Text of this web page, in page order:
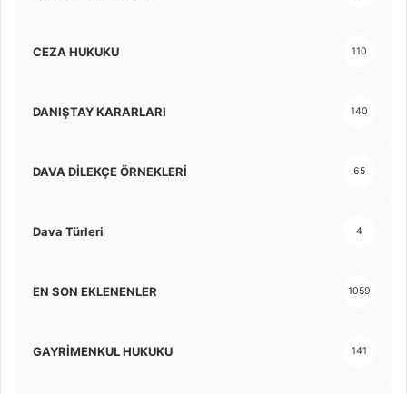
CEZA HUKUKU 110
DANIŞTAY KARARLARI 140
DAVA DİLEKÇE ÖRNEKLERİ 65
Dava Türleri 4
EN SON EKLENENLER 1059
GAYRİMENKUL HUKUKU 141